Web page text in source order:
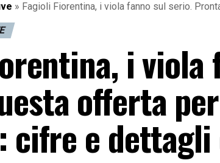
» Fagioli Fiorentina, i viola fanno sul serio.
i viola
offerta
cifre e